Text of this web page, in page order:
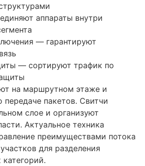
аппараты внутри
— гарантируют
— сортируют трафик по
на маршрутном этаже и
пакетов. Свитчи
слое и организуют
Актуальное техника
преимуществами потока
для разделения
категорий.